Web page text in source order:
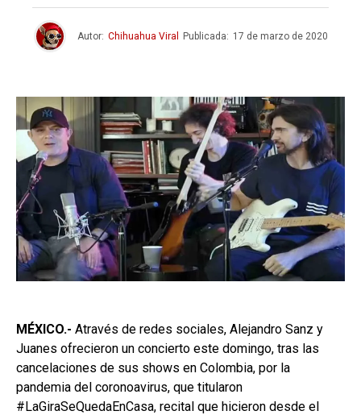
Autor: Chihuahua Viral Publicada: 17 de marzo de 2020
MÉXICO.- Através de redes sociales, Alejandro Sanz y
Juanes ofrecieron un concierto este domingo, tras las
cancelaciones de sus shows en Colombia, por la
pandemia del coronoavirus, que titularon
#LaGiraSeQuedaEnCasa, recital que hicieron desde el